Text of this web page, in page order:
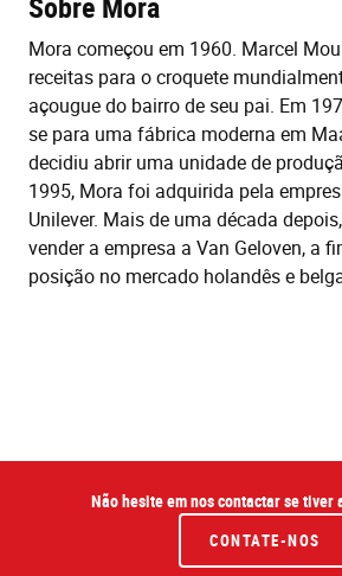
Mora começou em 1960. Marcel
receitas para o croquete
açougue do bairro de seu pai. Em
se para uma fábrica moderna em
decidiu abrir uma unidade de
1995, Mora foi adquirida pela
Unilever. Mais de uma década
vender a empresa a Van Geloven, a
posição no mercado holandês e
Não hesite em nos contactar se tiver
CONTATE-NOS